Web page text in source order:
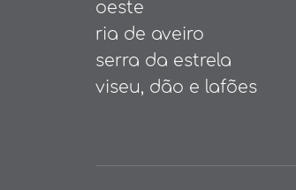
oeste
ria de aveiro
serra da estrela
viseu, dão e lafões